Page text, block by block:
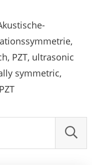
PZT, ultrasonic
symmetric,